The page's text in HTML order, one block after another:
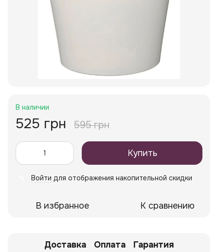
В наличии
525 грн 595 грн
Купить
Войти для отображения накопительной скидки
В избранное К сравнению
Доставка Оплата Гарантия